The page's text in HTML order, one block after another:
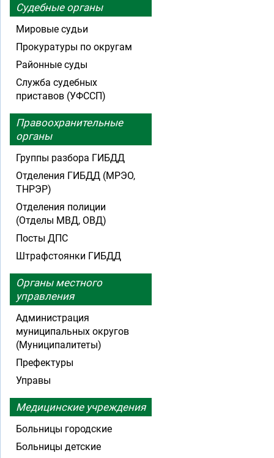
Судебные органы
Мировые судьи
Прокуратуры по округам
Районные суды
Служба судебных
приставов (УФССП)
Правоохранительные
органы
Группы разбора ГИБДД
Отделения ГИБДД (МРЭО,
ТНРЭР)
Отделения полиции
(Отделы МВД, ОВД)
Посты ДПС
Штрафстоянки ГИБДД
Органы местного
управления
Администрация
муниципальных округов
(Муниципалитеты)
Префектуры
Управы
Медицинские учреждения
Больницы городские
Больницы детские